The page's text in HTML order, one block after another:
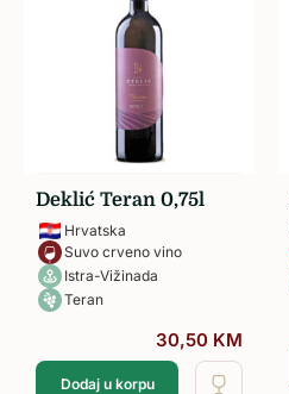
Deklić Teran 0,75l
Hrvatska
Suvo crveno vino
Istra-Vižinada
Teran
30,50 KM
Dodaj u korpu